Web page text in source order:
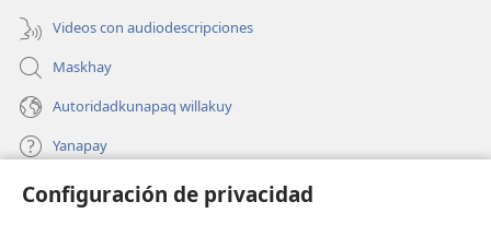
Configuración de privacidad
Videos con audiodescripciones
Maskhay
Autoridadkunapaq willakuy
Yanapay
Donacionta churanapaq